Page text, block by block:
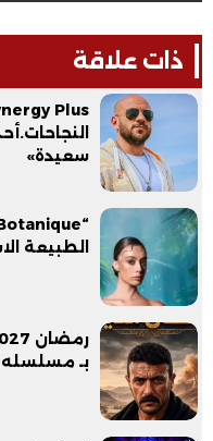
ذات علاقة
سعيدة»
الطبيعة
بـ مسلسله